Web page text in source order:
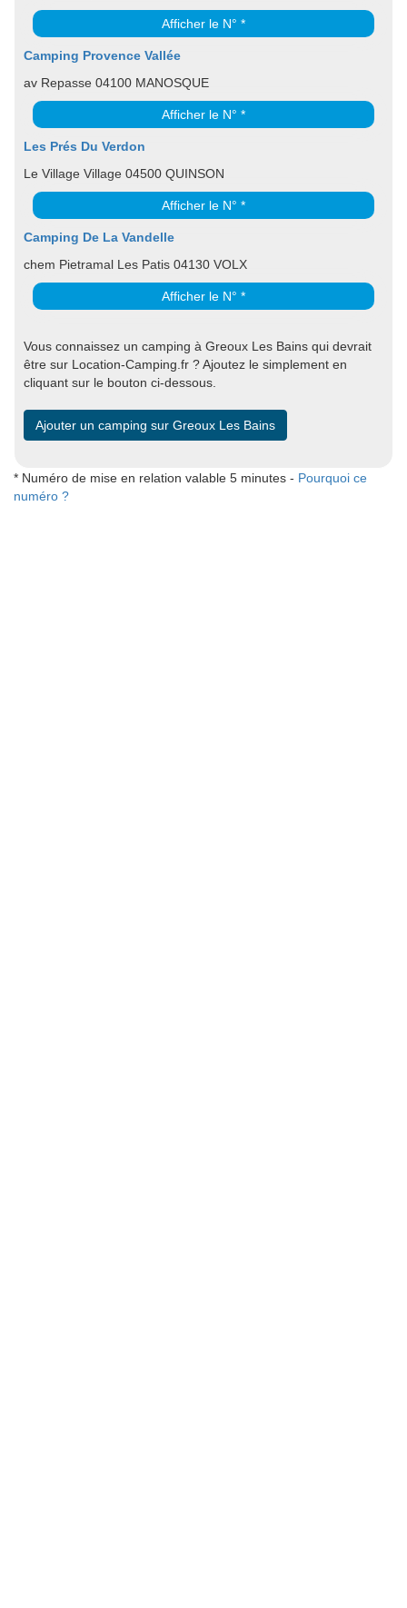
Afficher le N° *
Camping Provence Vallée
av Repasse 04100 MANOSQUE
Afficher le N° *
Les Prés Du Verdon
Le Village Village 04500 QUINSON
Afficher le N° *
Camping De La Vandelle
chem Pietramal Les Patis 04130 VOLX
Afficher le N° *
Vous connaissez un camping à Greoux Les Bains qui devrait
être sur Location-Camping.fr ? Ajoutez le simplement en
cliquant sur le bouton ci-dessous.
Ajouter un camping sur Greoux Les Bains
* Numéro de mise en relation valable 5 minutes - Pourquoi ce
numéro ?